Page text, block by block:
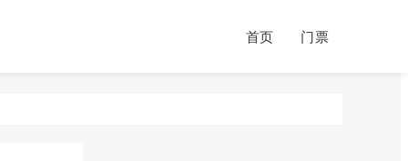
首页 门票